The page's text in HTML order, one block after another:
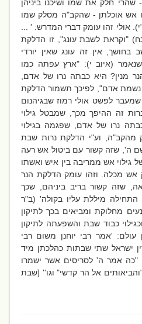
חלק את שמו ושיכנו ביניהן
אש אוכלתן - שהקב"ה מסלק שמו
אולי זהו עומק דברי המדרש: ' ...
"וקראת לשבת עונג", זו הדלקת
אין זה עונג שאין יורדי
(איוב י): "ארץ עפתה כמו
מנין? היא כבתה נרו של אדם,
אדם", לפיכך תשמור הדלקת
לפשט אולי רמוז שבגיהנום
זה ההיפך מכך, שמבטל גילוי
נרו של אדם, שפגמה בגילוי
מהקב"ה, וע"י הדלקת נרות שבת
ה', שזה קשור עם ביטול אש רעה
גילוי אש ממריבה בין איש ואשתו
מכלה. וזהו עומק הדלקת הנר
שזה קשור בריב ביניהם, שכך
מיללת עליו בקולה' (ב"ר
מחלוקת ומביאים בכך לתיקון
כבוד שבת והשפעתה לתיקון
'אמר רבי יוחנן משום רבי
ישראל שתי שבתות כהלכתן מיד
אמר ה' לסריסים אשר ישמרו
אל הר קדשי" וגו'' [שבת